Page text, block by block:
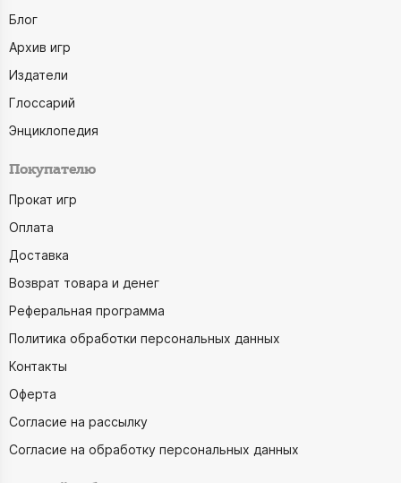
Блог
Архив игр
Издатели
Глоссарий
Энциклопедия
Покупателю
Прокат игр
Оплата
Доставка
Возврат товара и денег
Реферальная программа
Политика обработки персональных данных
Контакты
Оферта
Согласие на рассылку
Согласие на обработку персональных данных